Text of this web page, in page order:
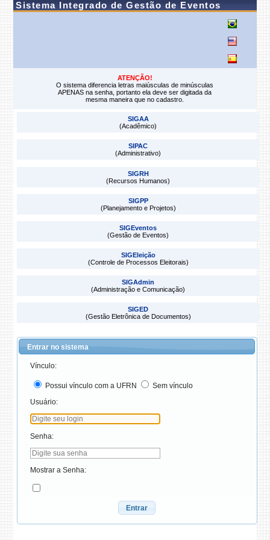
Sistema Integrado de Gestão de Eventos
ATENÇÃO!
O sistema diferencia letras maiúsculas de minúsculas
APENAS na senha, portanto ela deve ser digitada da
mesma maneira que no cadastro.
SIGAA
(Acadêmico)
SIPAC
(Administrativo)
SIGRH
(Recursos Humanos)
SIGPP
(Planejamento e Projetos)
SIGEventos
(Gestão de Eventos)
SIGEleição
(Controle de Processos Eleitorais)
SIGAdmin
(Administração e Comunicação)
SIGED
(Gestão Eletrônica de Documentos)
Entrar no sistema
Vínculo:
Possui vínculo com a UFRN
Sem vínculo
Usuário:
Senha:
Mostrar a Senha:
Entrar